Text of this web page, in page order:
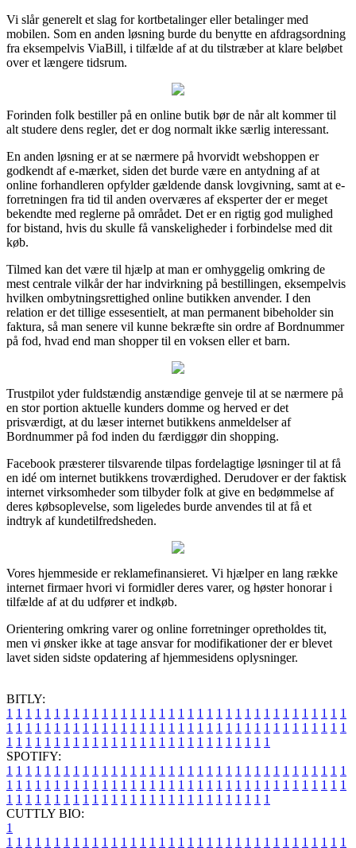
Vi slår generelt et slag for kortbetalinger eller betalinger med
mobilen. Som en anden løsning burde du benytte en afdragsordning
fra eksempelvis ViaBill, i tilfælde af at du tilstræber at klare beløbet
over et længere tidsrum.
Forinden folk bestiller på en online butik bør de når alt kommer til
alt studere dens regler, det er dog normalt ikke særlig interessant.
En anden løsning er at se nærmere på hvorvidt webshoppen er
godkendt af e-mærket, siden det burde være en antydning af at
online forhandleren opfylder gældende dansk lovgivning, samt at e-
forretningen fra tid til anden overværes af eksperter der er meget
bekendte med reglerne på området. Det er en rigtig god mulighed
for bistand, hvis du skulle få vanskeligheder i forbindelse med dit
køb.
Tilmed kan det være til hjælp at man er omhyggelig omkring de
mest centrale vilkår der har indvirkning på bestillingen, eksempelvis
hvilken ombytningsrettighed online butikken anvender. I den
relation er det tillige essesentielt, at man permanent bibeholder sin
faktura, så man senere vil kunne bekræfte sin ordre af Bordnummer
på fod, hvad end man shopper til en voksen eller et barn.
Trustpilot yder fuldstændig anstændige genveje til at se nærmere på
en stor portion aktuelle kunders domme og herved er det
prisværdigt, at du læser internet butikkens anmeldelser af
Bordnummer på fod inden du færdiggør din shopping.
Facebook præsterer tilsvarende tilpas fordelagtige løsninger til at få
en idé om internet butikkens troværdighed. Derudover er der faktisk
internet virksomheder som tilbyder folk at give en bedømmelse af
deres købsoplevelse, som ligeledes burde anvendes til at få et
indtryk af kundetilfredsheden.
Vores hjemmeside er reklamefinansieret. Vi hjælper en lang række
internet firmaer hvori vi formidler deres varer, og høster honorar i
tilfælde af at du udfører et indkøb.
Orientering omkring varer og online forretninger opretholdes tit,
men vi ønsker ikke at tage ansvar for modifikationer der er blevet
lavet siden sidste opdatering af hjemmesidens oplysninger.
BITLY:
1 1 1 1 1 1 1 1 1 1 1 1 1 1 1 1 1 1 1 1 1 1 1 1 1 1 1 1 1 1 1 1 1 1 1 1
1 1 1 1 1 1 1 1 1 1 1 1 1 1 1 1 1 1 1 1 1 1 1 1 1 1 1 1 1 1 1 1 1 1 1 1
1 1 1 1 1 1 1 1 1 1 1 1 1 1 1 1 1 1 1 1 1 1 1 1 1 1 1 1
SPOTIFY:
1 1 1 1 1 1 1 1 1 1 1 1 1 1 1 1 1 1 1 1 1 1 1 1 1 1 1 1 1 1 1 1 1 1 1 1
1 1 1 1 1 1 1 1 1 1 1 1 1 1 1 1 1 1 1 1 1 1 1 1 1 1 1 1 1 1 1 1 1 1 1 1
1 1 1 1 1 1 1 1 1 1 1 1 1 1 1 1 1 1 1 1 1 1 1 1 1 1 1 1
CUTTLY BIO:
1
1 1 1 1 1 1 1 1 1 1 1 1 1 1 1 1 1 1 1 1 1 1 1 1 1 1 1 1 1 1 1 1 1 1 1 1